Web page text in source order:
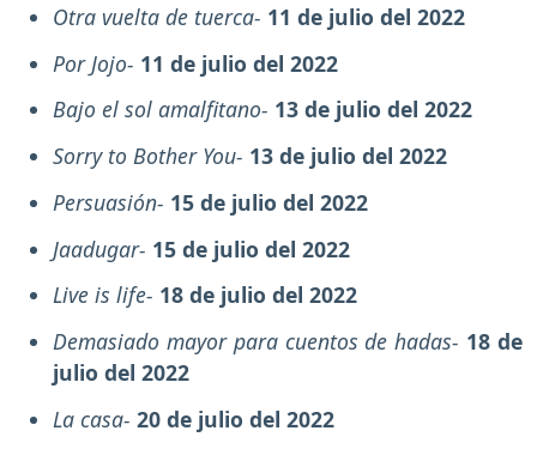
Otra vuelta de tuerca- 11 de julio del 2022
Por Jojo- 11 de julio del 2022
Bajo el sol amalfitano- 13 de julio del 2022
Sorry to Bother You- 13 de julio del 2022
Persuasión- 15 de julio del 2022
Jaadugar- 15 de julio del 2022
Live is life- 18 de julio del 2022
Demasiado mayor para cuentos de hadas- 18 de
julio del 2022
La casa- 20 de julio del 2022